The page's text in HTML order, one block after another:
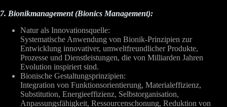
7. Bionikmanagement (Bionics Management):
Natur als Innovationsquelle:
Systematische Anwendung von Bionik-Prinzipien zur
Entwicklung innovativer, umweltfreundlicher Produkte,
Prozesse und Dienstleistungen, die von Milliarden Jahren
Evolution inspiriert sind.
Bionische Gestaltungsprinzipien:
Integration von Funktionsorientierung, Materialeffizienz,
Substitution, Energieeffizienz, Selbstorganisation,
Anpassungsfähigkeit, Ressourcenschonung, Reduktion von